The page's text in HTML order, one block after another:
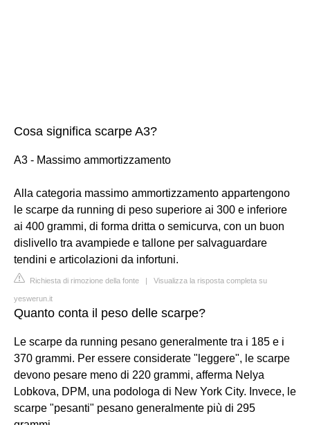
Cosa significa scarpe A3?
A3 - Massimo ammortizzamento
Alla categoria massimo ammortizzamento appartengono
le scarpe da running di peso superiore ai 300 e inferiore
ai 400 grammi, di forma dritta o semicurva, con un buon
dislivello tra avampiede e tallone per salvaguardare
tendini e articolazioni da infortuni.
Richiesta di rimozione della fonte | Visualizza la risposta completa su
yeswerun.it
Quanto conta il peso delle scarpe?
Le scarpe da running pesano generalmente tra i 185 e i
370 grammi. Per essere considerate "leggere", le scarpe
devono pesare meno di 220 grammi, afferma Nelya
Lobkova, DPM, una podologa di New York City. Invece, le
scarpe "pesanti" pesano generalmente più di 295